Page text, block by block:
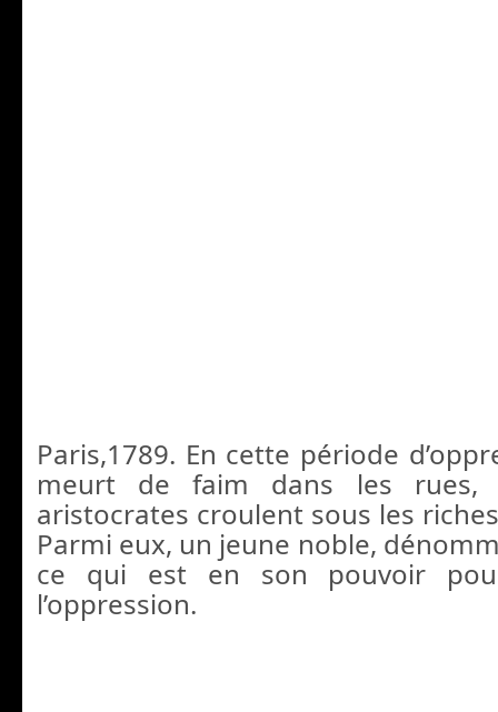
Paris,1789. En cette période
meurt de faim dans les rues,
aristocrates croulent sous les
Parmi eux, un jeune noble,
ce qui est en son pouvoir
l’oppression.